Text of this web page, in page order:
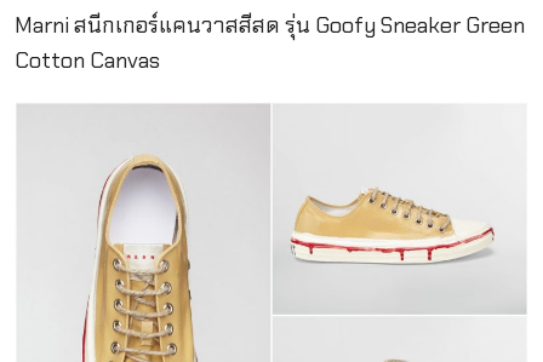
Marni สนีกเกอร์แคนวาสสีสด รุ่น Goofy Sneaker Green
Cotton Canvas